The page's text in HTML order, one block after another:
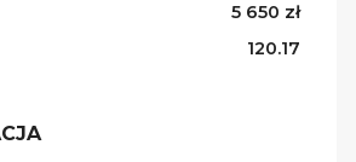
5 650 zł
120.17